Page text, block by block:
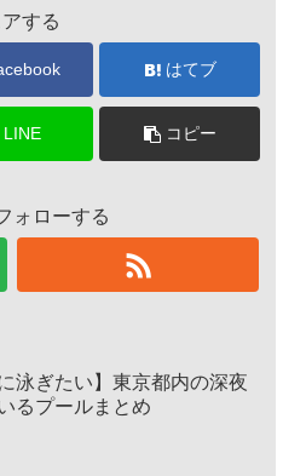
する
はてブ
LINE コピー
ォローする
泳ぎたい】東京都内の深夜
るプールまとめ